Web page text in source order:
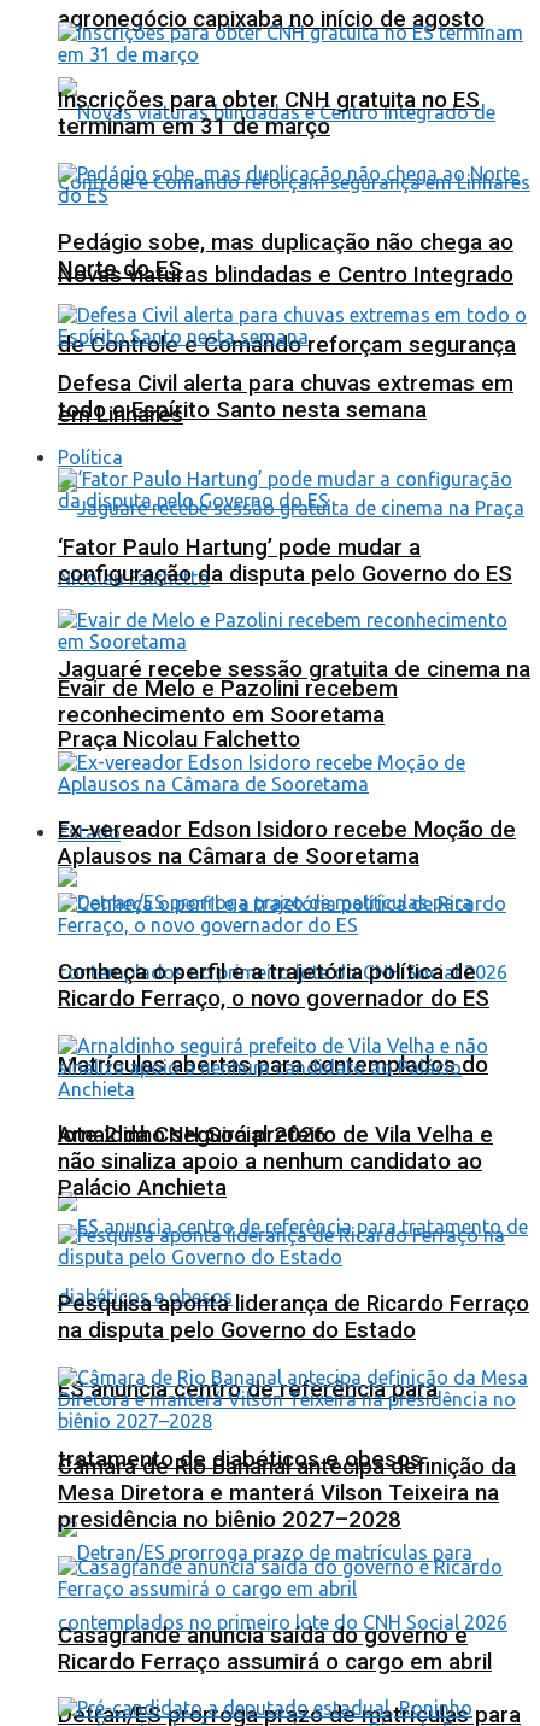
agronegócio capixaba no início de agosto
Novas viaturas blindadas e Centro Integrado
de Controle e Comando reforçam segurança
em Linhares
Jaguaré recebe sessão gratuita de cinema na
Praça Nicolau Falchetto
Estado
Matrículas abertas para contemplados do
lote 2 da CNH Social 2026
ES anuncia centro de referência para
tratamento de diabéticos e obesos
Detran/ES prorroga prazo de matrículas para
Inscrições para obter CNH gratuita no ES
terminam em 31 de março
Pedágio sobe, mas duplicação não chega ao
Norte do ES
Defesa Civil alerta para chuvas extremas em
todo o Espírito Santo nesta semana
Política
‘Fator Paulo Hartung’ pode mudar a
configuração da disputa pelo Governo do ES
Evair de Melo e Pazolini recebem
reconhecimento em Sooretama
Ex-vereador Edson Isidoro recebe Moção de
Aplausos na Câmara de Sooretama
Conheça o perfil e a trajetória política de
Ricardo Ferraço, o novo governador do ES
Arnaldinho seguirá prefeito de Vila Velha e
não sinaliza apoio a nenhum candidato ao
Palácio Anchieta
Pesquisa aponta liderança de Ricardo Ferraço
na disputa pelo Governo do Estado
Câmara de Rio Bananal antecipa definição da
Mesa Diretora e manterá Vilson Teixeira na
presidência no biênio 2027–2028
Casagrande anuncia saída do governo e
Ricardo Ferraço assumirá o cargo em abril